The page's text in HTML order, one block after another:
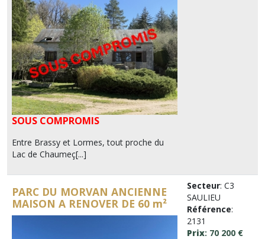
SOUS COMPROMIS
Entre Brassy et Lormes, tout proche du
Lac de Chaumeç[...]
PARC DU MORVAN ANCIENNE
MAISON A RENOVER DE 60 m²
Secteur: C3
SAULIEU
Référence:
2131
Prix: 70 200 €